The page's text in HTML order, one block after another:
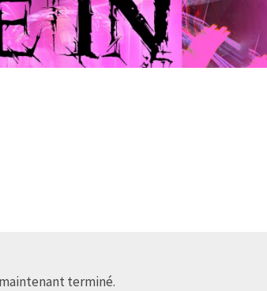
terminé.